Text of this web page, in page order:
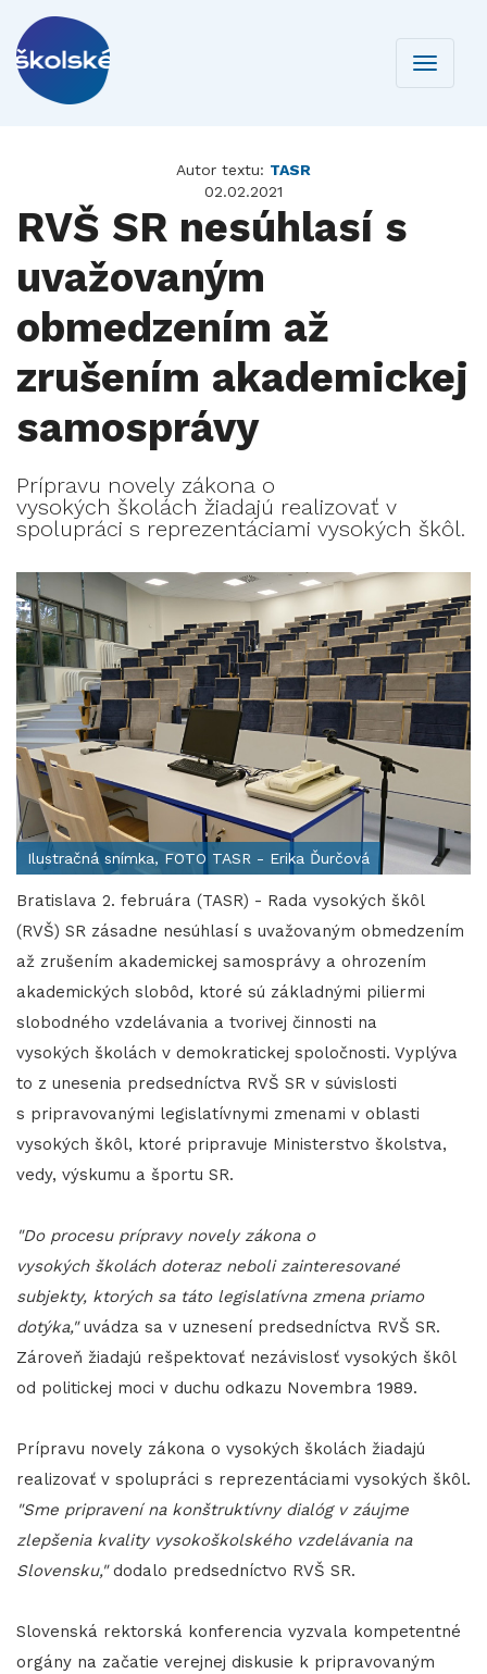
Toggle
Autor textu: TASR
02.02.2021
RVŠ SR nesúhlasí s
uvažovaným
obmedzením až
zrušením akademickej
samosprávy
Prípravu novely zákona o
vysokých školách žiadajú realizovať v
spolupráci s reprezentáciami vysokých škôl.
Ilustračná snímka, FOTO TASR - Erika Ďurčová
Bratislava 2. februára (TASR) - Rada vysokých škôl
(RVŠ) SR zásadne nesúhlasí s uvažovaným obmedzením
až zrušením akademickej samosprávy a ohrozením
akademických slobôd, ktoré sú základnými piliermi
slobodného vzdelávania a tvorivej činnosti na
vysokých školách v demokratickej spoločnosti. Vyplýva
to z unesenia predsedníctva RVŠ SR v súvislosti
s pripravovanými legislatívnymi zmenami v oblasti
vysokých škôl, ktoré pripravuje Ministerstvo školstva,
vedy, výskumu a športu SR.
"Do procesu prípravy novely zákona o
vysokých školách doteraz neboli zainteresované
subjekty, ktorých sa táto legislatívna zmena priamo
dotýka,"uvádza sa v uznesení predsedníctva RVŠ SR.
Zároveň žiadajú rešpektovať nezávislosť vysokých škôl
od politickej moci v duchu odkazu Novembra 1989.
Prípravu novely zákona o vysokých školách žiadajú
realizovať v spolupráci s reprezentáciami vysokých škôl.
"Sme pripravení na konštruktívny dialóg v záujme
zlepšenia kvality vysokoškolského vzdelávania na
Slovensku,"dodalo predsedníctvo RVŠ SR.
Slovenská rektorská konferencia vyzvala kompetentné
orgány na začatie verejnej diskusie k pripravovaným